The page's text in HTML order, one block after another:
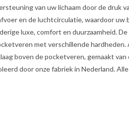
van uw lichaam door de druk
en de luchtcirculatie, waardoor uw
luxe, comfort en duurzaamheid.
met verschillende hardheden.
boven de pocketveren, gemaakt
door onze fabriek in Nederland.